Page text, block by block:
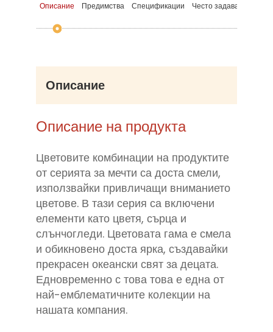
Описание Предимства Спецификации Често задавани
Описание
Описание на продукта
Цветовите комбинации на продуктите
от серията за мечти са доста смели,
използвайки привличащи вниманието
цветове. В тази серия са включени
елементи като цветя, сърца и
слънчогледи. Цветовата гама е смела
и обикновено доста ярка, създавайки
прекрасен океански свят за децата.
Едновременно с това това е една от
най-емблематичните колекции на
нашата компания.